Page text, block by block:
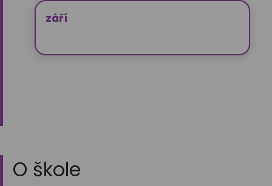
září
O škole